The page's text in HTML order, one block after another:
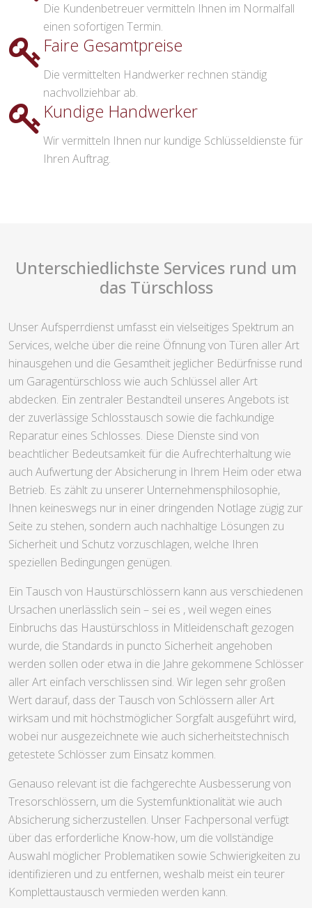
Die Kundenbetreuer vermitteln Ihnen im Normalfall
einen sofortigen Termin.
Faire Gesamtpreise
Die vermittelten Handwerker rechnen ständig
nachvollziehbar ab.
Kundige Handwerker
Wir vermitteln Ihnen nur kundige Schlüsseldienste für
Ihren Auftrag.
Unterschiedlichste Services rund um
das Türschloss
Unser Aufsperrdienst umfasst ein vielseitiges Spektrum an
Services, welche über die reine Öfnnung von Türen aller Art
hinausgehen und die Gesamtheit jeglicher Bedürfnisse rund
um Garagentürschloss wie auch Schlüssel aller Art
abdecken. Ein zentraler Bestandteil unseres Angebots ist
der zuverlässige Schlosstausch sowie die fachkundige
Reparatur eines Schlosses. Diese Dienste sind von
beachtlicher Bedeutsamkeit für die Aufrechterhaltung wie
auch Aufwertung der Absicherung in Ihrem Heim oder etwa
Betrieb. Es zählt zu unserer Unternehmensphilosophie,
Ihnen keineswegs nur in einer dringenden Notlage zügig zur
Seite zu stehen, sondern auch nachhaltige Lösungen zu
Sicherheit und Schutz vorzuschlagen, welche Ihren
speziellen Bedingungen genügen.
Ein Tausch von Haustürschlössern kann aus verschiedenen
Ursachen unerlässlich sein – sei es , weil wegen eines
Einbruchs das Haustürschloss in Mitleidenschaft gezogen
wurde, die Standards in puncto Sicherheit angehoben
werden sollen oder etwa in die Jahre gekommene Schlösser
aller Art einfach verschlissen sind. Wir legen sehr großen
Wert darauf, dass der Tausch von Schlössern aller Art
wirksam und mit höchstmöglicher Sorgfalt ausgeführt wird,
wobei nur ausgezeichnete wie auch sicherheitstechnisch
getestete Schlösser zum Einsatz kommen.
Genauso relevant ist die fachgerechte Ausbesserung von
Tresorschlössern, um die Systemfunktionalität wie auch
Absicherung sicherzustellen. Unser Fachpersonal verfügt
über das erforderliche Know-how, um die vollständige
Auswahl möglicher Problematiken sowie Schwierigkeiten zu
identifizieren und zu entfernen, weshalb meist ein teurer
Komplettaustausch vermieden werden kann.